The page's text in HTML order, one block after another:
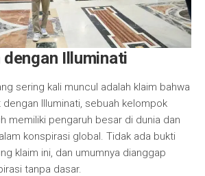
Illuminati
sering kali muncul adalah klaim bahwa
Illuminati, sebuah kelompok
memiliki pengaruh besar di dunia dan
konspirasi global. Tidak ada bukti
klaim ini, dan umumnya dianggap
tanpa dasar.